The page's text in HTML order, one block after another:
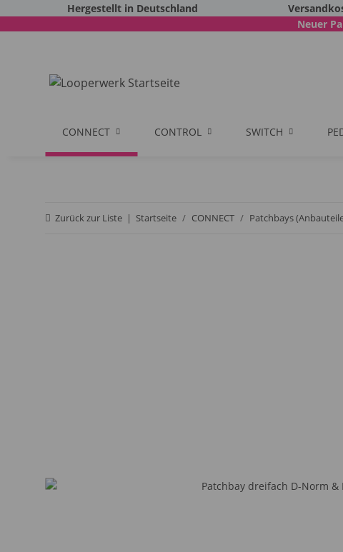
Hergestellt in Deutschland
Neuer
CONNECT CONTROL SWITCH
Zurück zur Liste Startseite CONNECT Patchbays